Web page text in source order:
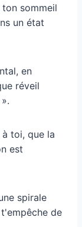
ton sommeil
un état
en
réveil
à toi, que la
est
spirale
de